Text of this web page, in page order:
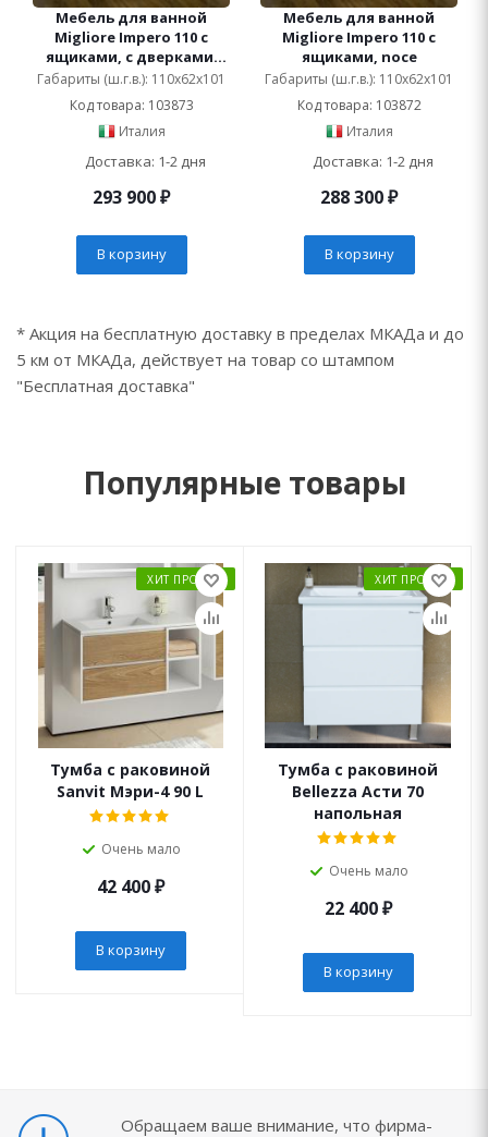
Мебель для ванной
Migliore Impero 110 с
ящиками, с дверками,
noce
Габариты (ш.г.в.): 110x62x101
Код товара: 103873
Италия
Доставка: 1-2 дня
293 900₽
В корзину
Мебель для ванной
Migliore Impero 110 с
ящиками, noce
Габариты (ш.г.в.): 110x62x101
Код товара: 103872
Италия
Доставка: 1-2 дня
288 300₽
В корзину
* Акция на бесплатную доставку в пределах МКАДа и до
5 км от МКАДа, действует на товар со штампом
"Бесплатная доставка"
Популярные товары
ХИТ ПРОДАЖ
Тумба с раковиной
Sanvit Мэри-4 90 L
Очень мало
42 400₽
В корзину
ХИТ ПРОДАЖ
Тумба с раковиной
Bellezza Асти 70
напольная
Очень мало
22 400₽
В корзину
Обращаем ваше внимание, что фирма-